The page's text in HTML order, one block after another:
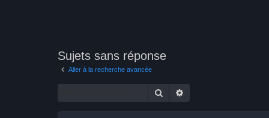
Sujets sans réponse
Aller à la recherche avancée
Rechercher